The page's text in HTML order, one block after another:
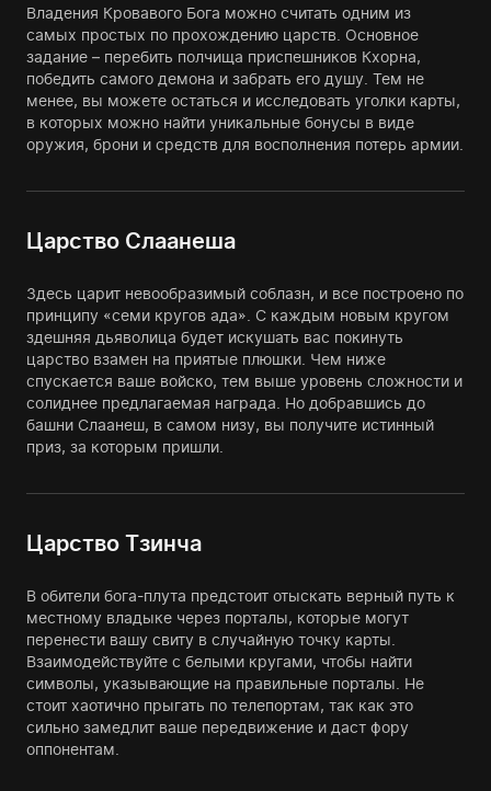
Владения Кровавого Бога можно считать одним из
самых простых по прохождению царств. Основное
задание – перебить полчища приспешников Кхорна,
победить самого демона и забрать его душу. Тем не
менее, вы можете остаться и исследовать уголки карты,
в которых можно найти уникальные бонусы в виде
оружия, брони и средств для восполнения потерь армии.
Царство Слаанеша
Здесь царит невообразимый соблазн, и все построено по
принципу «семи кругов ада». С каждым новым кругом
здешняя дьяволица будет искушать вас покинуть
царство взамен на приятые плюшки. Чем ниже
спускается ваше войско, тем выше уровень сложности и
солиднее предлагаемая награда. Но добравшись до
башни Слаанеш, в самом низу, вы получите истинный
приз, за которым пришли.
Царство Тзинча
В обители бога-плута предстоит отыскать верный путь к
местному владыке через порталы, которые могут
перенести вашу свиту в случайную точку карты.
Взаимодействуйте с белыми кругами, чтобы найти
символы, указывающие на правильные порталы. Не
стоит хаотично прыгать по телепортам, так как это
сильно замедлит ваше передвижение и даст фору
оппонентам.